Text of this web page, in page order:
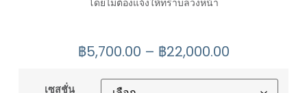
โดยไม่ต้องแจ้งให้ทราบล่วงหน้า
฿5,700.00 – ฿22,000.00
เซสชั่น